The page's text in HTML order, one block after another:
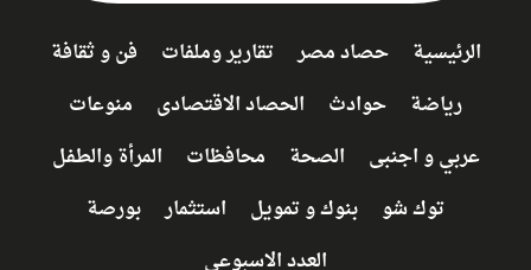
الرئيسية حصاد مصر تقارير وملفات
فن و ثقافة
رياضة
حوادث الحصاد الاقتصادى
منوعات
عربي و اجنبى
الصحة محافظات
المرأة والطفل
توك شو
بنوك و تمويل استثمار
بورصة
العدد الاسبوعي